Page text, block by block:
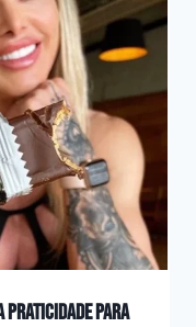
Praticidade para